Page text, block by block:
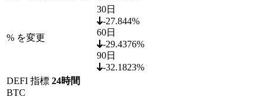
% を変更
30日
-27.844%
60日
-29.4376%
90日
-32.1823%
DEFI 指標 24時間
BTC